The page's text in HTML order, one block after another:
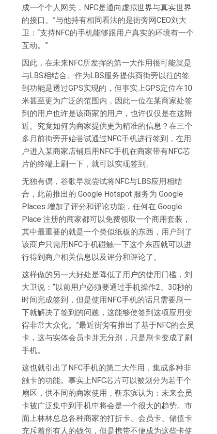
成一个个人网关，NFC是通向虚拟世界与真实世界
的接口。”与他持有相同看法的是街旁网CEO刘大
卫：“支持NFC的手机能够跟用户真实的环境有一个
互动。”
因此，在未来NFC所发挥的第一大作用很可能就是
与LBS相结合。作为LBS服务提供商街旁以往的签
到功能是透过GPS实现的，但事实上GPS定位在10
米甚至更为广泛的范围内，因此一位在某商家处签
到的用户也许是该商家的用户，也许仅仅是在这附
近。究竟如何为商家提供更为精准的信息？在三个
多月前街旁开始尝试通过NFC手机进行签到，在用
户进入某商家店铺后用NFC手机在商家带有NFC芯
片的终端上刷一下，就可以实现签到。
无独有偶，谷歌早就尝试将NFC与LBS应用相结
合，此前推出的 Google Hotspot 服务为 Google
Places 增加了评分和评论功能，任何在 Google
Place 注册的商家都可以免费领取一个商用套装，
其中最重要的就是一个类似纸板的东西，用户到了
该商户只需用NFC手机碰触一下这个东西就可以进
行得到商户相关信息以及评分和评论了。
这样做的另一大好处是降低了用户的使用门槛，刘
大卫说：“以前用户必须要通过手机操作2、30秒的
时间完成签到，但是使用NFC手机的话只需要刷一
下就解决了签到的问题，这能够使签到这项应用变
得非常大众化。”最近街旁有推出了基于NFC的会员
卡，这与实体会员卡并无分别，只是刷卡变成了刷
手机。
这也就引出了NFC手机的第二大作用，集成多种非
触卡的功能。事实上NFC芯片可以被划分为若干个
扇区，供不同的商家使用，靳东滨认为：未来会员
卡被广泛集中到手机中将会是一个很大的趋势。市
面上林林总总各种商家的打折卡、会员卡、储值卡
充斥着所有人的钱包，但是携带不便成为这些卡使